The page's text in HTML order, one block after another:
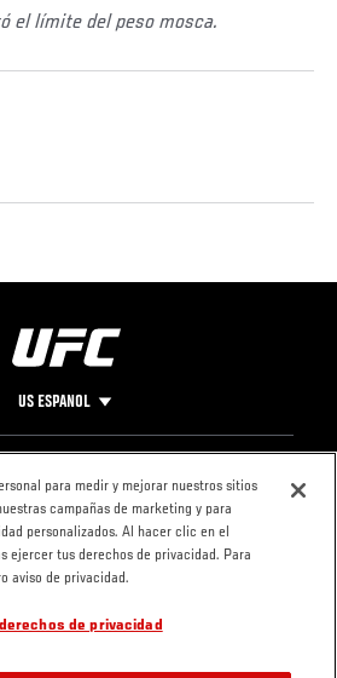
el límite del peso mosca.
US ESPANOL
LEGAL
Condiciones
Política de
privacidad
para medir y mejorar nuestros sitios
campañas de marketing y para
personalizados. Al hacer clic en el
ejercer tus derechos de privacidad. Para
aviso de privacidad.
de privacidad